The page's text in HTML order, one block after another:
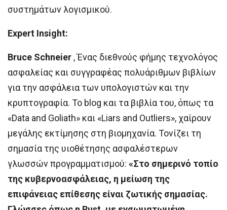
συστημάτων λογισμικού.
Expert Insight:
Bruce Schneier , Ένας διεθνούς φήμης τεχνολόγος
ασφαλείας και συγγραφέας πολυάριθμων βιβλίων
για την ασφάλεια των υπολογιστών και την
κρυπτογραφία. Το blog και τα βιβλία του, όπως τα
«Data and Goliath» και «Liars and Outliers», χαίρουν
μεγάλης εκτίμησης στη βιομηχανία. Τονίζει τη
σημασία της υιοθέτησης ασφαλέστερων
γλωσσών προγραμματισμού: «Στο σημερινό τοπίο
της κυβερνοασφάλειας, η μείωση της
επιφάνειας επίθεσης είναι ζωτικής σημασίας.